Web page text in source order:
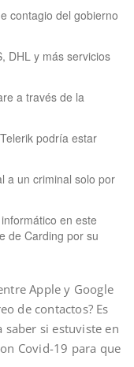
contagio del gobierno
DHL y más servicios
a través de la
podría estar
a un criminal solo por
en este
de Carding por su
Apple y Google
de contactos? Es
saber si estuviste en
Covid-19 para que